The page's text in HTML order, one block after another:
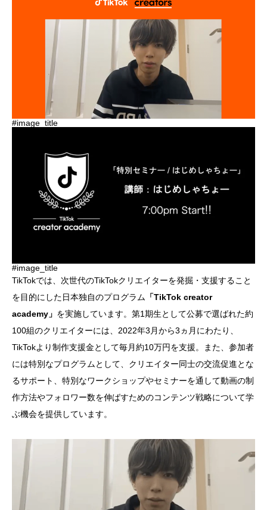
#image_title
#image_title
TikTokでは、次世代のTikTokクリエイターを発掘・支援すること
を目的にした日本独自のプログラム 「TikTok creator
academy」 を実施しています。第1期生として公募で選ばれた約
100組のクリエイターには、2022年3月から3ヵ月にわたり、
TikTokより制作支援金として毎月約10万円を支援。また、参加者
には特別なプログラムとして、クリエイター同士の交流促進とな
るサポート、特別なワークショップやセミナーを通して動画の制
作方法やフォロワー数を伸ばすためのコンテンツ戦略について学
ぶ機会を提供しています。